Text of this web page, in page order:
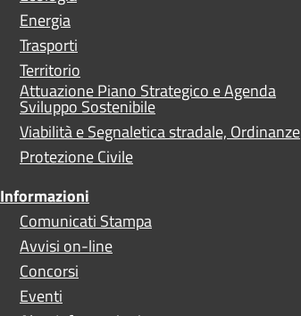
Energia
Trasporti
Territorio
Attuazione Piano Strategico e Agenda
Sviluppo Sostenibile
Viabilità e Segnaletica stradale, Ordinanze
Protezione Civile
Informazioni
Comunicati Stampa
Avvisi on-line
Concorsi
Eventi